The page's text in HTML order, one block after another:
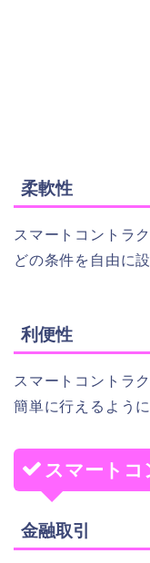
柔軟性
スマートコントラ
どの条件を自由に
利便性
スマートコントラ
簡単に行えるように
スマートコ
金融取引